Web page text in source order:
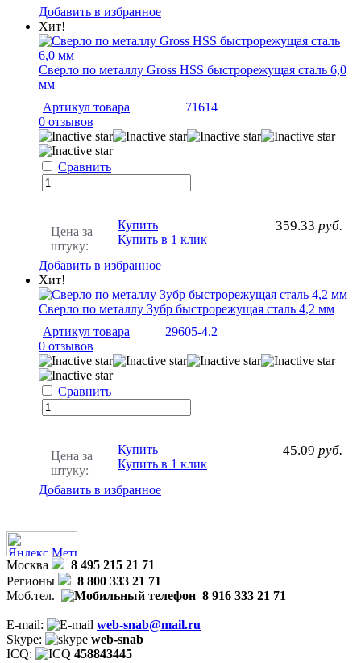
Добавить в избранное
Хит!
Сверло по металлу Gross HSS быстрорежущая сталь 6,0
мм
Артикул товара
71614
0 отзывов
Сравнить
Цена за
штуку:
359.33 руб.
Купить
Купить в 1 клик
Добавить в избранное
Хит!
Сверло по металлу Зубр быстрорежущая сталь 4,2 мм
Артикул товара
29605-4.2
0 отзывов
Сравнить
Цена за
штуку:
45.09 руб.
Купить
Купить в 1 клик
Добавить в избранное
Москва
8 495 215 21 71
Регионы
8 800 333 21 71
Моб.тел.
8 916 333 21 71
E-mail:
web-snab@mail.ru
Skype:
web-snab
ICQ:
458843445